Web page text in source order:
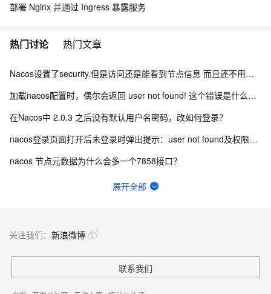
部署 Nginx 并通过 Ingress 暴露服务
热门讨论 热门文章
Nacos设置了security.但是访问还是能看到节点信息 而且还不用验证身份怎么办？
加载nacos配置时，偶尔会返回 user not found! 这个错误是什么引起的？
在Nacos中 2.0.3 之后没有默认用户名密码，改如何登录？
nacos登录页面打开后未登录时弹出提示：user not found及权限认证失败怎么办？
nacos 节点元数据为什么会多一个7858接口？
nacos-console-3.1.1.jar的main.js中引入axios（0.21.4）有漏洞
nacos支持Kingbase（人大金仓）作为数据存储服务吗？
展开全部
关注我们： 新浪微博
联系我们